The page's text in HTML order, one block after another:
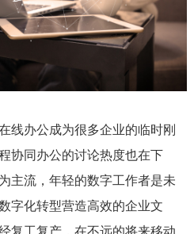
线办公成为很多企业的临时刚
协同办公的讨论热度也在下
主流，年轻的数字工作者是未
字化转型营造高效的企业文
复工复产，在不远的将来移动